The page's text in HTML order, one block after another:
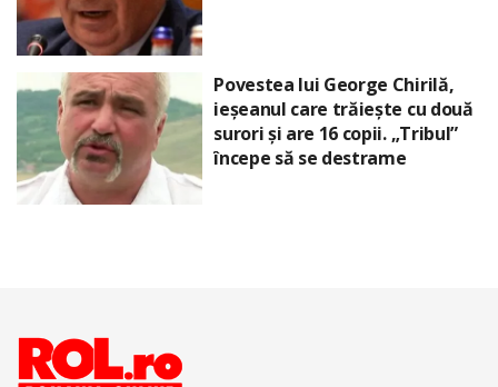
Povestea lui George Chirilă,
ieșeanul care trăiește cu două
surori și are 16 copii. „Tribul”
începe să se destrame